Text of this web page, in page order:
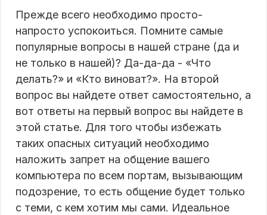
Прежде всего необходимо просто-
напросто успокоиться. Помните самые
популярные вопросы в нашей стране (да и
не только в нашей)? Да-да-да - «Что
делать?» и «Кто виноват?». На второй
вопрос вы найдете ответ самостоятельно, а
вот ответы на первый вопрос вы найдете в
этой статье. Для того чтобы избежать
таких опасных ситуаций необходимо
наложить запрет на общение вашего
компьютера по всем портам, вызывающим
подозрение, то есть общение будет только
с теми, с кем хотим мы сами. Идеальное